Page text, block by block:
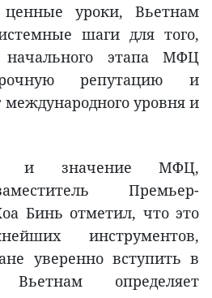
уроки, Вьетнам
шаги для того,
этапа МФЦ
репутацию и
международного уровня и
и значение МФЦ,
Премьер-
Бинь отметил, что это
инструментов,
уверенно вступить в
определяет